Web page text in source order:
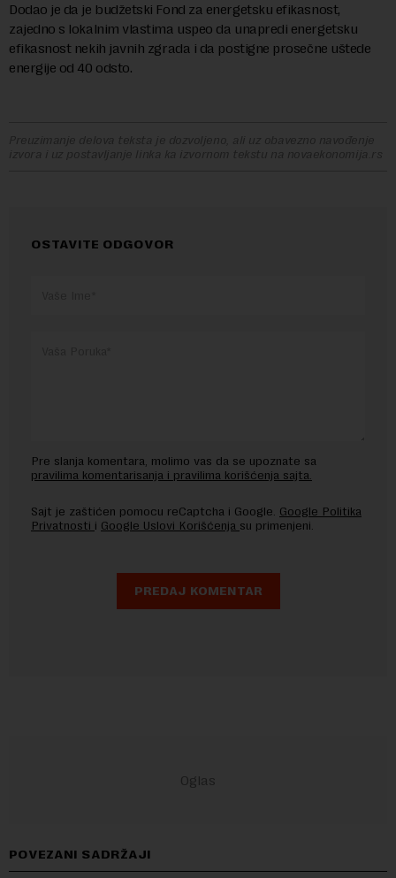
Dodao je da je budžetski Fond za energetsku efikasnost,
zajedno s lokalnim vlastima uspeo da unapredi energetsku
efikasnost nekih javnih zgrada i da postigne prosečne uštede
energije od 40 odsto.
Preuzimanje delova teksta je dozvoljeno, ali uz obavezno navođenje
izvora i uz postavljanje linka ka izvornom tekstu na novaekonomija.rs
OSTAVITE ODGOVOR
Pre slanja komentara, molimo vas da se upoznate sa
pravilima komentarisanja i pravilima korišćenja sajta.
Sajt je zaštićen pomocu reCaptcha i Google. Google Politika
Privatnosti i Google Uslovi Korišćenja su primenjeni.
POVEZANI SADRŽAJI